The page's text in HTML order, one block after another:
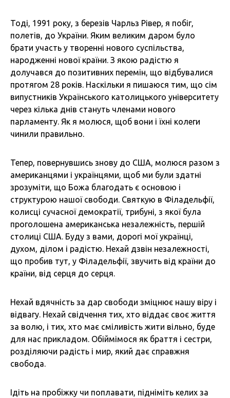
Тоді, 1991 року, з березів Чарльз Рівер, я побіг,
полетів, до України. Яким великим даром було
брати участь у творенні нового суспільства,
народженні нової країни. З якою радістю я
долучався до позитивних перемін, що відбувалися
протягом 28 років. Наскільки я пишаюся тим, що сім
випустників Українського католицького університету
через кілька днів стануть членами нового
парламенту. Як я молюся, щоб вони і їхні колеги
чинили правильно.
Тепер, повернувшись знову до США, молюся разом з
американцями і українцями, щоб ми були здатні
зрозуміти, що Божа благодать є основою і
структурою нашої свободи. Святкую в Філадельфії,
колисці сучасної демократії, трибуні, з якої була
проголошена американська незалежність, першій
столиці США. Буду з вами, дорогі мої українці,
духом, ділом і радістю. Нехай дзвін незалежності,
що пробив тут, у Філадельфії, звучить від країни до
країни, від серця до серця.
Нехай вдячність за дар свободи зміцнює нашу віру і
відвагу. Нехай свідчення тих, хто віддає своє життя
за волю, і тих, хто має сміливість жити вільно, буде
для нас прикладом. Обіймімося як браття і сестри,
розділяючи радість і мир, який дає справжня
свобода.
Ідіть на пробіжку чи поплавати, підніміть келих за